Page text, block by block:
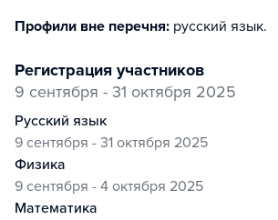
Профили вне перечня: русский язык.
регистрация участников
9 сентября - 31 октября 2025
русский язык
9 сентября - 31 октября 2025
физика
9 сентября - 4 октября 2025
математика